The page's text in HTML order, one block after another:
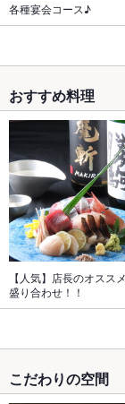
各種宴会コース♪
おすすめ料理
【人気】店長のオスス
盛り合わせ！！
こだわりの空間